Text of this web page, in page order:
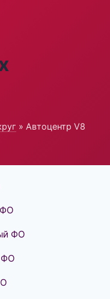
» Автоцентр V8
ФО
ФО
ФО